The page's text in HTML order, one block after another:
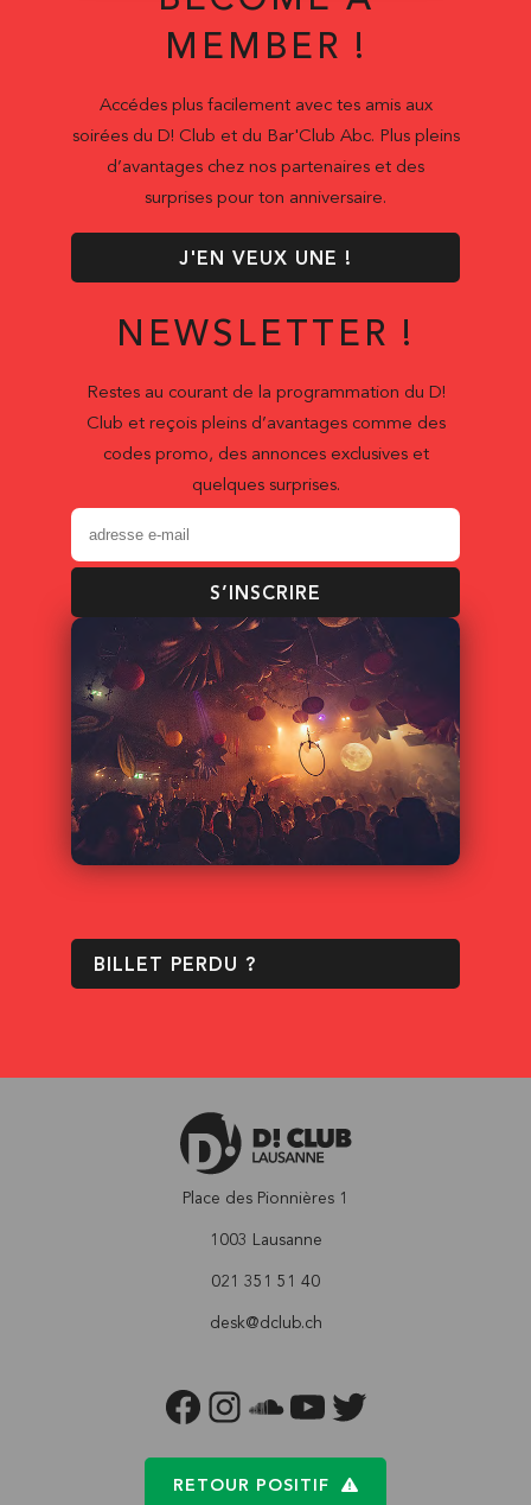
MEMBER !
Accédes plus facilement avec tes amis aux
soirées du D! Club et du Bar'Club Abc. Plus pleins
d’avantages chez nos partenaires et des
surprises pour ton anniversaire.
J'EN VEUX UNE !
NEWSLETTER !
Restes au courant de la programmation du D!
Club et reçois pleins d’avantages comme des
codes promo, des annonces exclusives et
quelques surprises.
S’INSCRIRE
BILLET PERDU ?
Place des Pionnières 1
1003 Lausanne
021 351 51 40
desk@dclub.ch
FACEBOOKINSTAGRAM
SOUNDCLOUD
YOUTUBETWITTER
RETOUR POSITIF